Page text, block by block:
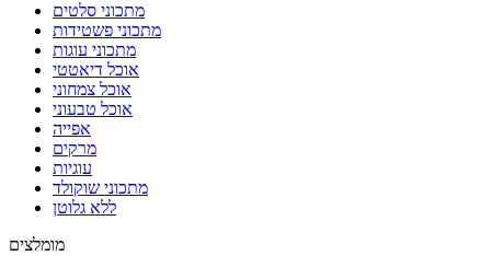
מתכוני סלטים
מתכוני פשטידות
מתכוני עוגות
אוכל דיאטטי
אוכל צמחוני
אוכל טבעוני
אפייה
מרקים
עוגיות
מתכוני שוקולד
ללא גלוטן
מומלצים